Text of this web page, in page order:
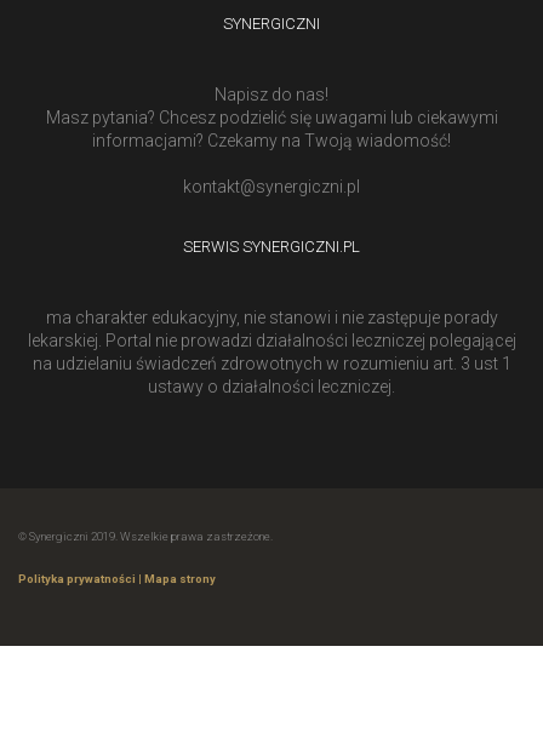
SYNERGICZNI
Napisz do nas!
Masz pytania? Chcesz podzielić się uwagami lub ciekawymi
informacjami? Czekamy na Twoją wiadomość!
kontakt@synergiczni.pl
SERWIS SYNERGICZNI.PL
ma charakter edukacyjny, nie stanowi i nie zastępuje porady
lekarskiej. Portal nie prowadzi działalności leczniczej polegającej
na udzielaniu świadczeń zdrowotnych w rozumieniu art. 3 ust 1
ustawy o działalności leczniczej.
© Synergiczni 2019. Wszelkie prawa zastrzeżone.
Polityka prywatności | Mapa strony